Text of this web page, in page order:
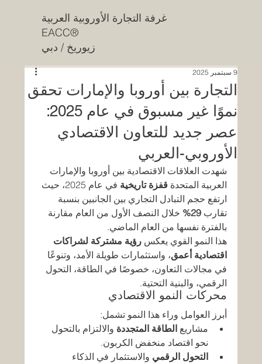
غرفة التجارة الأوروبية العربية
EACC®
زيوريخ / دبي
التجارة بين أوروبا والإمارات تحقق
نموًا غير مسبوق في عام 2025:
عصر جديد للتعاون الاقتصادي
الأوروبي-العربي
9 سبتمبر 2025
شهدت العلاقات الاقتصادية بين أوروبا والإمارات
العربية المتحدة قفزة تاريخية
في عام 2025، حيث
ارتفع حجم التبادل التجاري بين الجانبين بنسبة
تقارب 29%
خلال النصف الأول من العام مقارنة
بالفترة نفسها من العام الماضي.
هذا النمو القوي يعكس رؤية مشتركة لشراكات
اقتصادية أعمق، واستثمارات طويلة الأمد، وتنوعًا
في مجالات التعاون، خصوصًا في الطاقة، التحول
الرقمي، والبنية التحتية.
محركات النمو الاقتصادي
أبرز العوامل وراء هذا النمو تشمل:
مشاريع الطاقة المتجددة والالتزام بالتحول
نحو اقتصاد منخفض الكربون.
التحول الرقمي والاستثمار في الذكاء